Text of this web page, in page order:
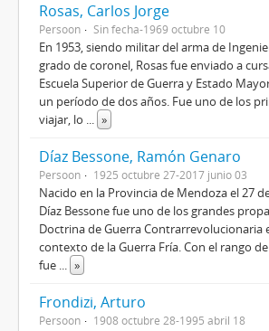
Rosas, Carlos Jorge
Persoon Sin fecha-1969 octubre 10
En 1953, siendo militar del arma de
grado de coronel, Rosas fue enviado a
Escuela Superior de Guerra y Estado
un período de dos años. Fue uno de los
viajar, lo ... »
Díaz Bessone, Ramón Genaro
Persoon 1925 octubre 27-2017 junio 03
Nacido en la Provincia de Mendoza el 27
Díaz Bessone fue uno de los grandes
Doctrina de Guerra Contrarrevolucionaria
contexto de la Guerra Fría. Con el rango
fue ... »
Frondizi, Arturo
Persoon 1908 octubre 28-1995 abril 18